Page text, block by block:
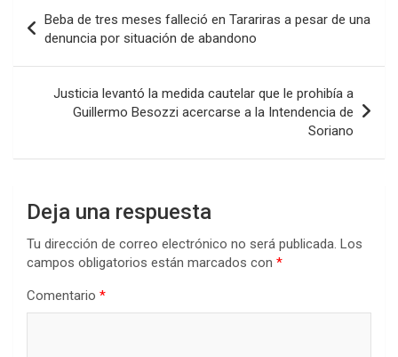
o
o
k
A
p
p
n
ar
tir
de
entradas
Beba de tres meses falleció en Tarariras a pesar de una
denuncia por situación de abandono
Justicia levantó la medida cautelar que le prohibía a
Guillermo Besozzi acercarse a la Intendencia de
Soriano
Deja una respuesta
Tu dirección de correo electrónico no será publicada. Los
campos obligatorios están marcados con *
Comentario *